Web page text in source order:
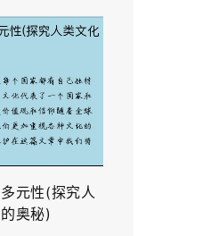
元性(探究人
奥秘)